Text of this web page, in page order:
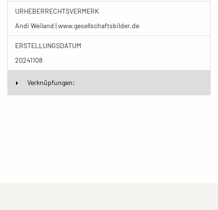
URHEBERRECHTSVERMERK
Andi Weiland | www.gesellschaftsbilder.de
ERSTELLUNGSDATUM
20241108
Verknüpfungen: